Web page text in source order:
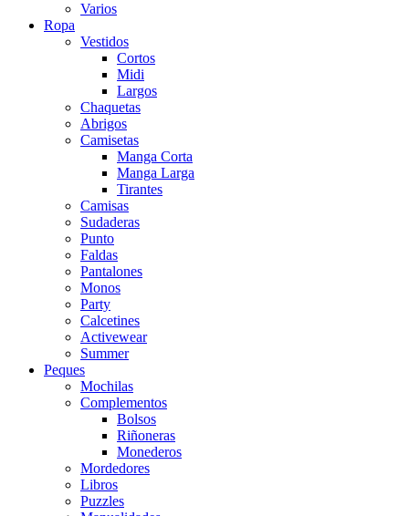
Varios
Ropa
Vestidos
Cortos
Midi
Largos
Chaquetas
Abrigos
Camisetas
Manga Corta
Manga Larga
Tirantes
Camisas
Sudaderas
Punto
Faldas
Pantalones
Monos
Party
Calcetines
Activewear
Summer
Peques
Mochilas
Complementos
Bolsos
Riñoneras
Monederos
Mordedores
Libros
Puzzles